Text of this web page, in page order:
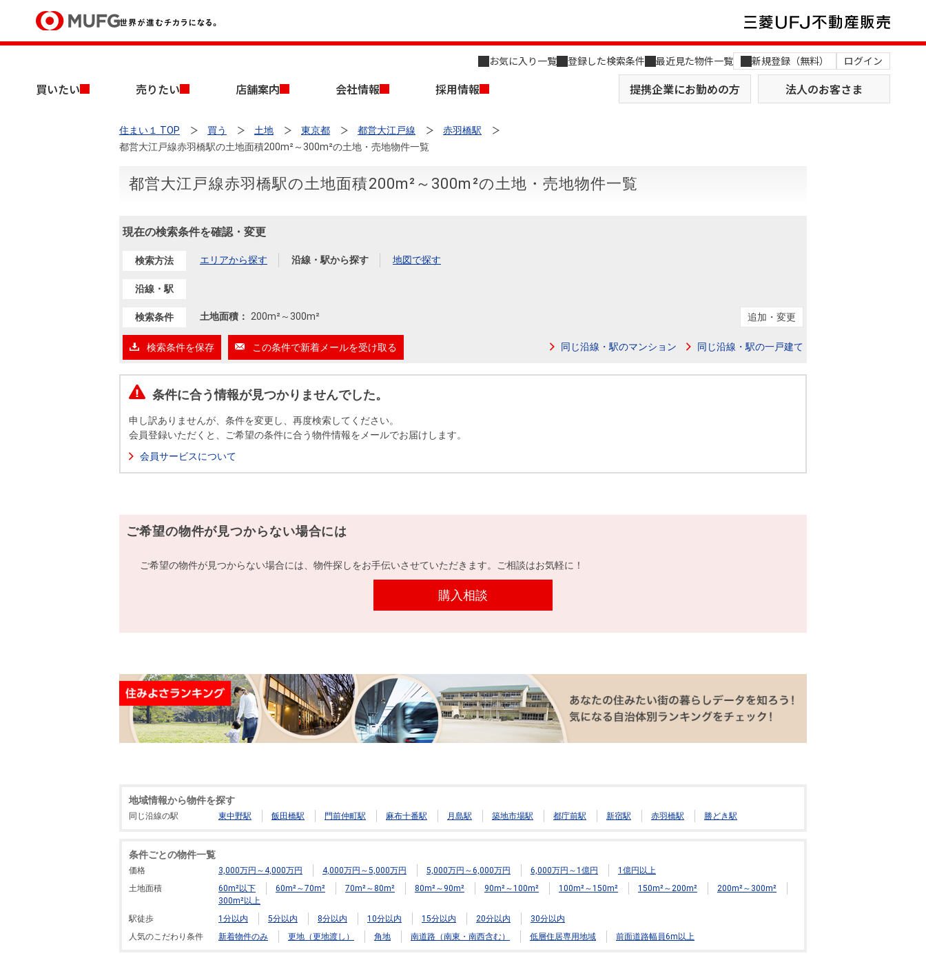
お気に入り一覧 登録した検索条件 最近見た物件一覧 新規登録（無料） ログイン
買いたい 売りたい 店舗案内 会社情報 採用情報 提携企業にお勤めの方 法人のお客さま
買いたいTOP
中古マンションを探す
投資用物件を探す
売りたいTOP
無料査定
売却時手取り金額試算
店舗案内TOP
店舗のご案内（首都圏）
会社情報TOP
組織図
会社案内（電子ブック版）
採用情報TOP
売りたい
住まい１ TOP 買う 土地 東京都 都営大江戸線
赤羽橋駅
都営大江戸線赤羽橋駅の土地面積200m²～300m²の土地・売地物件一覧
都営大江戸線赤羽橋駅の土地面積200m²～300m²の土地・売地物件一覧
現在の検索条件を確認・変更
検索方法 エリアから探す 沿線・駅から探す 地図で探す
沿線・駅
検索条件 土地面積： 200m²～ 300m² 追加・変更
検索条件を保存 この条件で新着メールを受け取る 同じ沿線・駅のマンション 同じ沿線・駅の一戸建て
条件に合う情報が見つかりませんでした。
申し訳ありませんが、条件を変更し、再度検索してください。
会員登録いただくと、ご希望の条件に合う物件情報をメールでお届けします。
会員サービスについて
ご希望の物件が見つからない場合には
ご希望の物件が見つからない場合には、物件探しをお手伝いさせていただきます。ご相談はお気軽に！
購入相談
地域情報から物件を探す
同じ沿線の駅 東中野駅 飯田橋駅 門前仲町駅 麻布十番駅 月島駅 築地市場駅 都庁前駅 新宿駅 赤羽橋駅 勝どき駅
条件ごとの物件一覧
価格 3,000万円～4,000万円 4,000万円～5,000万円 5,000万円～6,000万円 6,000万円～1億円
1億円以上
土地面積
60m²以下 60m²～70m² 70m²～80m² 80m²～90m² 90m²～100m² 100m²～150m² 150m²～200m²
200m²～300m²
300m²以上
駅徒歩
1分以内 5分以内 8分以内 10分以内 15分以内 20分以内
30分以内
人気のこだわり条件
新着物件のみ 更地（更地渡し） 角地 南道路（南東・南西含む） 低層住居専用地域 前面道路幅員6m以上